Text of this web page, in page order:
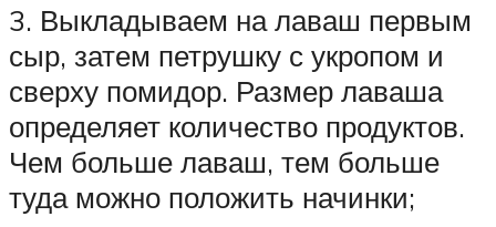
3. Выкладываем на лаваш первым
сыр, затем петрушку с укропом и
сверху помидор. Размер лаваша
определяет количество продуктов.
Чем больше лаваш, тем больше
туда можно положить начинки;